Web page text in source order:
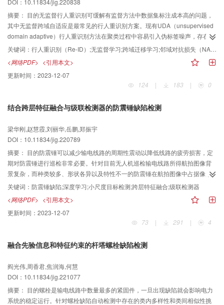
棒性方面，在3种不同压缩效果下，分别以2.48%、4.83%和10.10%的优势超
越了对比方法。结论本文方法能够大幅度提升轻量型卷积神经网络的检测性
能，相比于绝大部分工作都取得了更优异的泛化性和鲁棒性效果。
DOI：10.11834/jig.220838
摘要： 目的无监督行人重识别可缓解有监督方法中数据集标注成本高的问题，
其中无监督跨域自适应是最常见的行人重识别方案。现有UDA（unsupervised
domain adaptive）行人重识别方法在聚类过程中容易引入伪标签噪声，存在对
相似人群区分能力差等问题。方法针对上述问题，基于特征具有类内收敛性、
类内连续性与类间外散性的特点，提出了一种基于近邻优化的跨域无监督行人
重识别方法，首先采用有监督方法得到源域预训练模型，然后在目标域进行无
监督训练。为增强模型对高相似度行人的辨识能力，设计了邻域对抗损失函
数，任意样本与其他样本构成样本对，使类别确定性最强的一组样本对与不确
设计了特征连续性损失函数，将特征距离曲线进行中心归一化处理，在维持特
函数各部分的有效性，对比实验结果表明，提出方法性能较已有方法更具优
势，在Market-1501（1501 identities dataset from market）和DukeMTMC-
reID（multi-target multi-camera person re-identification dataset from Duke
University）数据集上的Rank-1和平均精度均值（mean average precision，
mAP）指标分别达到了92.8%、84.1%和83.9%、71.1%。结论提出方法设计了
邻域对抗损失与邻域连续性损失函数，增强了模型对相似人群的辨识能力，从
关键词： 行人重识别（Re-ID）;无监督学习;跨域迁移学习;邻域对抗损失（NAL）;邻域连续损失（NCL）
<网络PDF> <引用本文>
更新时间： 2023-12-07
124
| 183 | 0
结合跨层特征融合与级联检测器的防震锤缺陷检测
梁华刚,赵慧霞,刘丽华,岳鹏,郑振宇
DOI：10.11834/jig.220789
摘要： 目的防震锤可以减少输电线路的周期性震动以降低线路的疲劳损害，定
期对防震锤进行巡检非常必要。针对目前无人机巡检输电线路所得航拍图像背
景复杂，而种类较多、形状各异以及特性不一的防震锤在航拍图像中占据像素
面积很小，导致防震锤检测过程中出现的检测精度低、无法确定缺陷类型等问
题，提出了一种结合跨层特征融合和级联检测器的防震锤缺陷检测方法。方法
本文使用无人机对防震锤部件巡检的航拍图像进行数据扩充建立防震锤缺陷检
测数据集，并划分了4种缺陷类型，为研究提供了数据基础。首先，以
VGG16（Visual Geometry Group 16-layer network）为基础对1、3、5层特征
测器对目标进行分类定位，减小了交并比（intersection over union，IoU）阈
maximum suppression）算法，去除边界框保留了最佳结果。结果在自建数据
集上验证网络模型对4种防震锤缺陷类型的检测效果，与现有基于深度学习的其
他6种先进算法相比，本文算法的平均准确率比Fast R-CNN（fast region-
based convolutional network）、Faster R-CNN、YOLOv4 （you only look
关键词： 防震锤缺陷;深度学习;小尺度目标检测;跨层特征融合;级联检测器
<网络PDF> <引用本文>
更新时间： 2023-12-07
73
| 291 | 4
融合先验信息和特征约束的杆塔螺栓缺陷检测
阎光伟,周香君,焦润海,何慧
DOI：10.11834/jig.221077
摘要： 目的螺栓是输电线路中数量最多的紧固件，一旦出现缺陷就会影响电力
系统的稳定运行。针对螺栓缺陷自动检测中存在的类内多样性和类间相似性挑